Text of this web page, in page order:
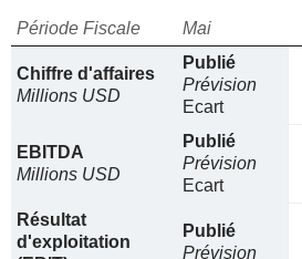
Période Fiscale Mai
Chiffre d'affaires
Millions USD
Publié
Prévision
Ecart
EBITDA
Millions USD
Publié
Prévision
Ecart
Résultat
d'exploitation
Publié
Prévision